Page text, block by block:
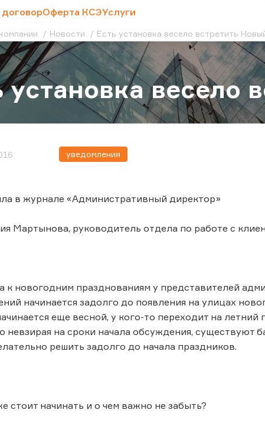
Оферта КСЭУслуги
Новости Есть установка весело встретить
установка весело
уведомления
в журнале «Административный директор»
Мартынова, руководитель отдела по работе с
к новогодним празднованиям у представителей
начинается задолго до появления на улицах
еще весной, у кого-то переходит на летний
невзирая на сроки начала обсуждения, существуют
решить задолго до начала праздников.
стоит начинать и о чем важно не забыть?